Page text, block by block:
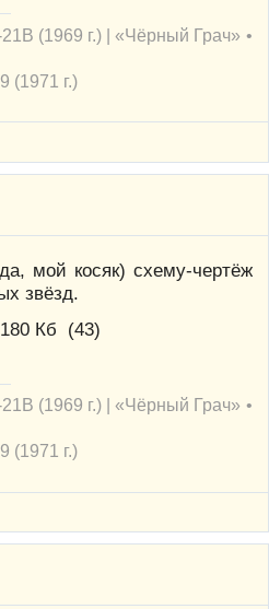
(1969 г.) | «Чёрный Грач» •
(1971 г.)
мой косяк) схему-чертёж
звёзд.
180 Кб (43)
(1969 г.) | «Чёрный Грач» •
(1971 г.)